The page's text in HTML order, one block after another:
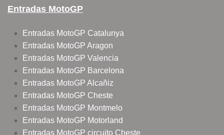
Entradas MotoGP
Entradas MotoGP Catalunya
Entradas MotoGP Aragon
Entradas MotoGP Valencia
Entradas MotoGP Barcelona
Entradas MotoGP Alcañiz
Entradas MotoGP Cheste
Entradas MotoGP Montmelo
Entradas MotoGP Motorland
Entradas MotoGP circuito Cheste